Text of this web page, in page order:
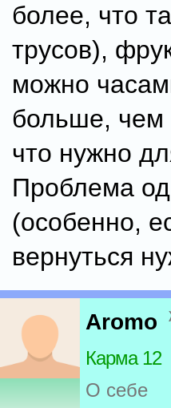
более, что
трусов),
можно
больше, чем
что нужно
Проблема
(особенно,
вернуться
Aromo
Карма 12
О себе